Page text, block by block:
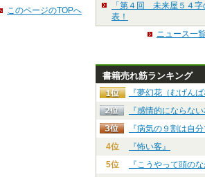
このページのTOPへ
「第４回 未来屋５４
表！
ニュース一
書籍売れ筋ランキング
『夢幻花（むげんば
『感情的にならない
『病気の９割は自
4位
『怖い客』
5位
『こうやって頭の